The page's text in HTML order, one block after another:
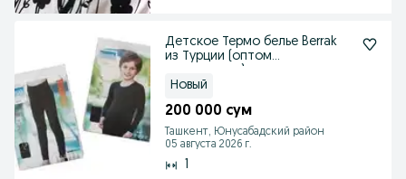
Детское Термо белье Berrak
из Турции (оптом
Новый
200 000 сум
Ташкент, Юнусабадский район
05 августа 2026 г.
1